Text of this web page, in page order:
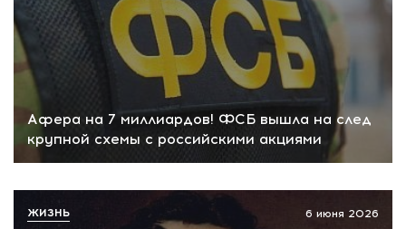
Афера на 7 миллиардов! ФСБ вышла на след
крупной схемы с российскими акциями
6 июня 2026
ЖИЗНЬ